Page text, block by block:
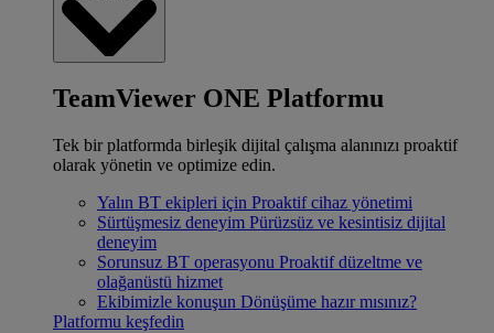
TeamViewer ONE Platformu
Tek bir platformda birleşik dijital çalışma alanınızı proaktif
olarak yönetin ve optimize edin.
Yalın BT ekipleri için Proaktif cihaz yönetimi
Sürtüşmesiz deneyim Pürüzsüz ve kesintisiz dijital
deneyim
Sorunsuz BT operasyonu Proaktif düzeltme ve
olağanüstü hizmet
Ekibimizle konuşun Dönüşüme hazır mısınız?
Platformu keşfedin